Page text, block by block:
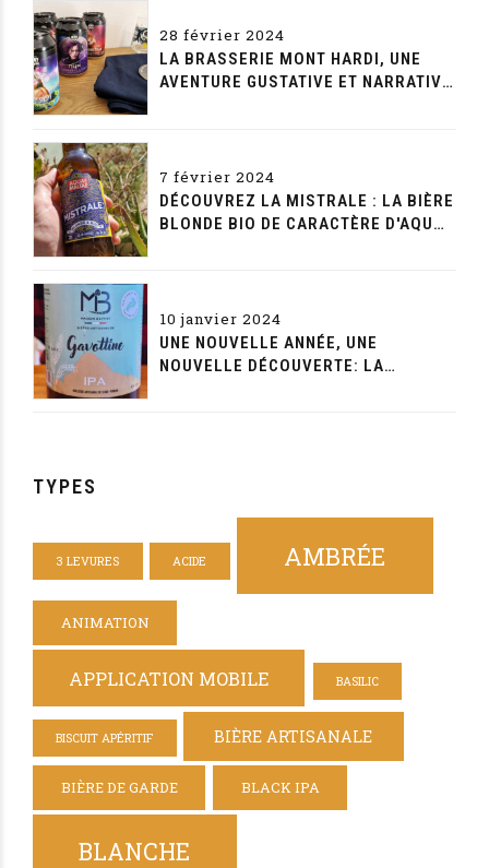
28 février 2024
LA BRASSERIE MONT HARDI, UNE
AVENTURE GUSTATIVE ET NARRATIVE
7 février 2024
DÉCOUVREZ LA MISTRALE : LA BIÈRE
BLONDE BIO DE CARACTÈRE D'AQUAE
10 janvier 2024
UNE NOUVELLE ANNÉE, UNE
NOUVELLE DÉCOUVERTE: LA
TYPES
3 LEVURES ACIDE AMBRÉE
ANIMATION
APPLICATION MOBILE BASILIC
BISCUIT APÉRITIF BIÈRE ARTISANALE
BIÈRE DE GARDE BLACK IPA
BLANCHE